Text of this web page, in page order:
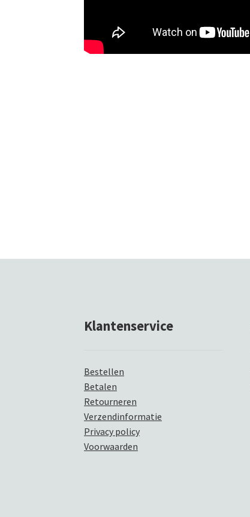
Klantenservice
Bestellen
Betalen
Retourneren
Verzendinformatie
Privacy policy
Voorwaarden